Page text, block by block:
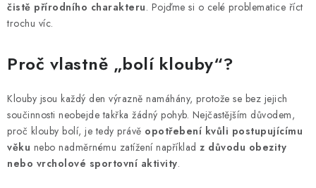
ý
p
s
čistě přírodního charakteru. Pojďme si o celé problematice říct
trochu víc.
Proč vlastně „bolí klouby“?
Klouby jsou každý den výrazně namáhány, protože se bez jejich
součinnosti neobejde takřka žádný pohyb. Nejčastějším důvodem,
proč klouby bolí, je tedy právě opotřebení kvůli postupujícímu
věku nebo nadměrnému zatížení například z důvodu obezity
nebo vrcholové sportovní aktivity.